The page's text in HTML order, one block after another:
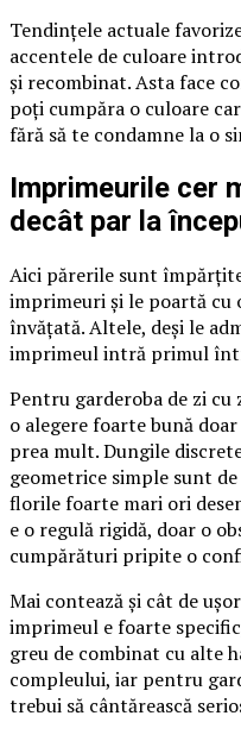
Tendințele actuale
accentele de culoare
și recombinat. Asta face
poți cumpăra o culoare
fără să te condamne la o
Imprimeurile cer
decât par la
Aici părerile sunt
imprimeuri și le poartă cu
învățată. Altele, deși le
imprimeul intră primul
Pentru garderoba de zi
o alegere foarte bună
prea mult. Dungile
geometrice simple sunt
florile foarte mari ori
e o regulă rigidă, doar o
cumpărături pripite o
Mai contează și cât de
imprimeul e foarte
greu de combinat cu alte
compleului, iar pentru
trebui să cântărească